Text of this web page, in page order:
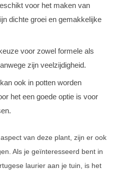
voor het maken van
dichte groei en gemakkelijke
voor zowel formele als
zijn veelzijdigheid.
ook in potten worden
het een goede optie is voor
van deze plant, zijn er ook
Als je geïnteresseerd bent in
laurier aan je tuin, is het